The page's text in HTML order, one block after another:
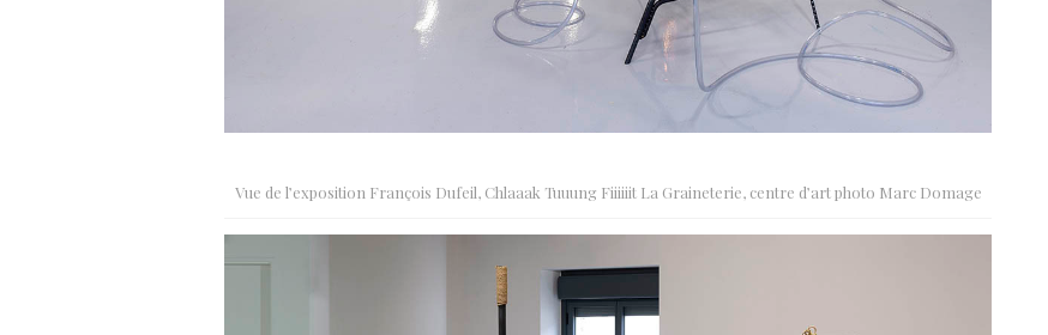
Vue de l’exposition François Dufeil, Chlaaak Tuuung Fiiiiiit La Graineterie, centre d’art photo Marc Domage